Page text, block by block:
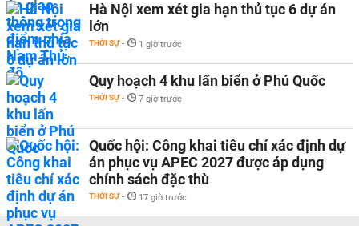
Hà Nội xem xét gia hạn thủ tục 6 dự án
lớn
THỜI SỰ - 1 giờ trước
Quy hoạch 4 khu lấn biển ở Phú Quốc
THỜI SỰ - 7 giờ trước
Quốc hội: Công khai tiêu chí xác định dự
án phục vụ APEC 2027 được áp dụng
chính sách đặc thù
THỜI SỰ - 17 giờ trước